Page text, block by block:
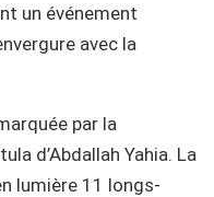
un événement
avec la
par la
d’Abdallah Yahia. La
lumière 11 longs-